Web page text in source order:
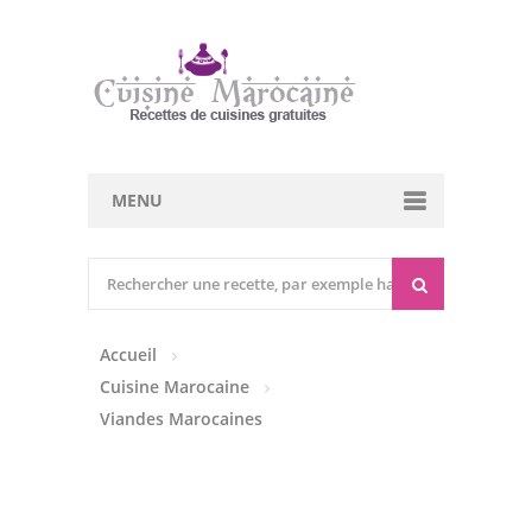
MENU
Entrées Froides
Tajines
Accueil
Cuisine Marocaine
Viandes Marocaines